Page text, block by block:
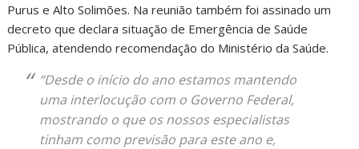
Purus e Alto Solimões. Na reunião também foi assinado um
decreto que declara situação de Emergência de Saúde
Pública, atendendo recomendação do Ministério da Saúde.
“Desde o início do ano estamos mantendo
uma interlocução com o Governo Federal,
mostrando o que os nossos especialistas
tinham como previsão para este ano e,